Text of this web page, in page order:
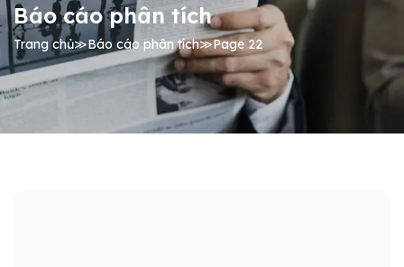
Báo cáo phân tích
Trang chủ≫Báo cáo phân tích≫Page 22